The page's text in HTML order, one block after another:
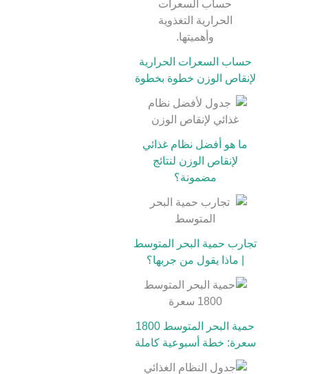
حساب السعرات الحرارية
لإنقاص الوزن خطوة بخطوة
ما هو أفضل نظام غذائي
لإنقاص الوزن لنتائج
مضمونة؟
تجارب حمية البحر المتوسط
| ماذا يقول من جربها؟
حمية البحر المتوسط 1800
سعرة: خطة أسبوعية كاملة